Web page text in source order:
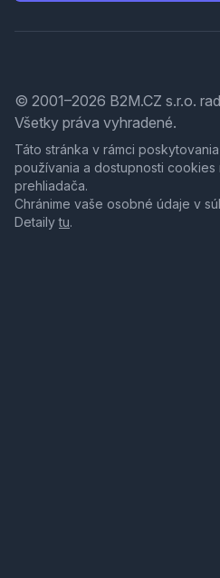
© 2001–2026 B2M.CZ s.r.o.
Všetky práva vyhradené.
Táto stránka v rámci
používania a dostupnosti
prehliadača.
Chránime vaše osobné údaje v
Detailytu.